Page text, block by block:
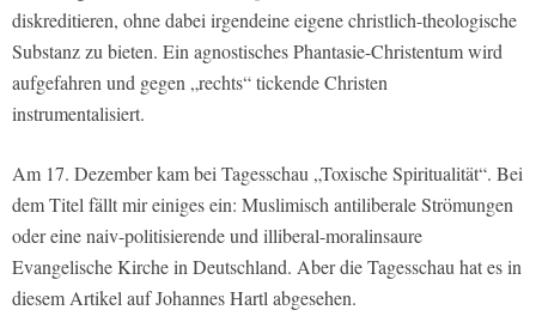
diskreditieren, ohne dabei irgendeine eigene christlich-theologische
Substanz zu bieten. Ein agnostisches Phantasie-Christentum wird
aufgefahren und gegen „rechts“ tickende Christen
instrumentalisiert.
Am 17. Dezember kam bei Tagesschau „Toxische Spiritualität“. Bei
dem Titel fällt mir einiges ein: Muslimisch antiliberale Strömungen
oder eine naiv-politisierende und illiberal-moralinsaure
Evangelische Kirche in Deutschland. Aber die Tagesschau hat es in
diesem Artikel auf Johannes Hartl abgesehen.